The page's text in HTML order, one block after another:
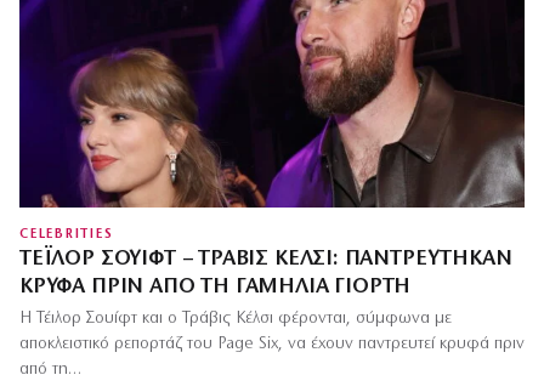
CELEBRITIES
ΤΈΙΛΟΡ ΣΟΥΊΦΤ – ΤΡΆΒΙΣ ΚΈΛΣΙ: ΠΑΝΤΡΕΎΤΗΚΑΝ
ΚΡΥΦΆ ΠΡΙΝ ΑΠΌ ΤΗ ΓΑΜΉΛΙΑ ΓΙΟΡΤΉ
Η Τέιλορ Σουίφτ και ο Τράβις Κέλσι φέρονται, σύμφωνα με
αποκλειστικό ρεπορτάζ του Page Six, να έχουν παντρευτεί κρυφά πριν
από τη…